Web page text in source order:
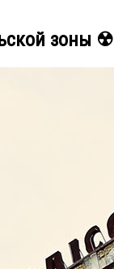
зоны ☢